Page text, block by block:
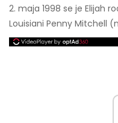
2. maja 1998 se je Elijah
Louisiani Penny Mitchell